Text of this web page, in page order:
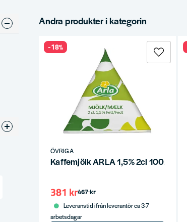
Andra produkter i kategorin
ÖVRIGA
Kaffemjölk ARLA 1,5% 2cl 100/frp
467 kr
381 kr
Leveranstid ifrån leverantör ca 3-7
arbetsdagar
-18%